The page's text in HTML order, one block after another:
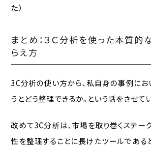
た）
まとめ：３Ｃ分析を使った本質的
らえ方
3C分析の使い方から、私自身の事例に
うとどう整理できるか。という話をさせて
改めて3C分析は、市場を取り巻くステー
性を整理することに長けたツールである